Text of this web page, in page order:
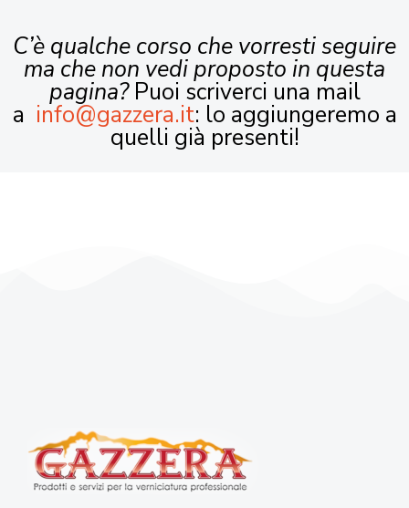
C’è qualche corso che vorresti seguire
ma che non vedi proposto in questa
pagina?Puoi scriverci una mail
a info@gazzera.it: lo aggiungeremo a
quelli già presenti!